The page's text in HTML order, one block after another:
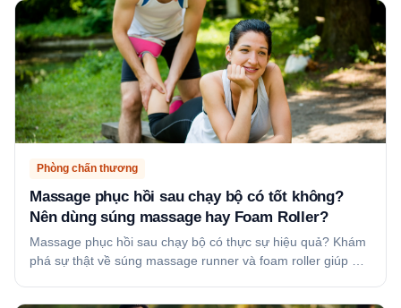
Phòng chấn thương
Massage phục hồi sau chạy bộ có tốt không?
Nên dùng súng massage hay Foam Roller?
Massage phục hồi sau chạy bộ có thực sự hiệu quả? Khám
phá sự thật về súng massage runner và foam roller giúp …